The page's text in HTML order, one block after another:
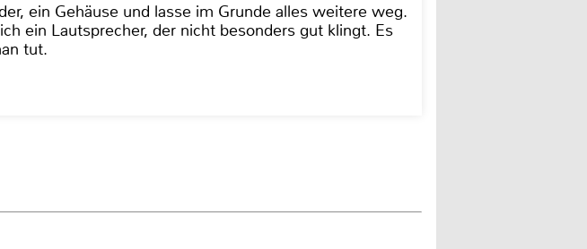
ein Gehäuse und lasse im Grunde alles weitere weg.
ein Lautsprecher, der nicht besonders gut klingt. Es
tut.